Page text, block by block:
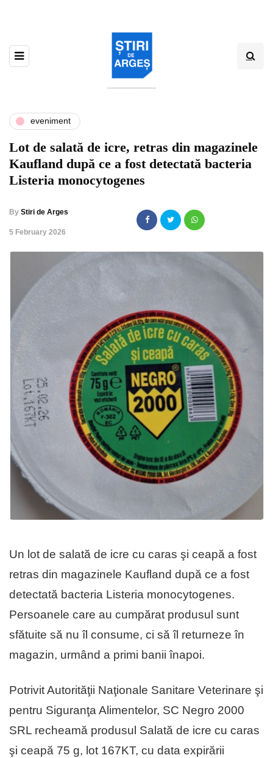
eveniment
Lot de salată de icre, retras din magazinele
Kaufland după ce a fost detectată bacteria
Listeria monocytogenes
By Stiri de Arges
,5 February 2026
Un lot de salată de icre cu caras şi ceapă a fost
retras din magazinele Kaufland după ce a fost
detectată bacteria Listeria monocytogenes.
Persoanele care au cumpărat produsul sunt
sfătuite să nu îl consume, ci să îl returneze în
magazin, urmând a primi banii înapoi.
Potrivit Autorităţii Naţionale Sanitare Veterinare şi
pentru Siguranţa Alimentelor, SC Negro 2000
SRL recheamă produsul Salată de icre cu caras
şi ceapă 75 g, lot 167KT, cu data expirării